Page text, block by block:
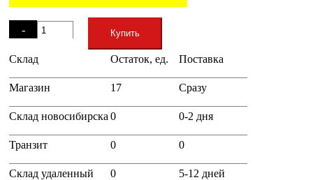
-
+
Купить
Склад Остаток, ед. Поставка
Магазин 17 Сразу
Склад новосибирска 0 0-2 дня
Транзит 0 0
Склад удаленный 0 5-12 дней